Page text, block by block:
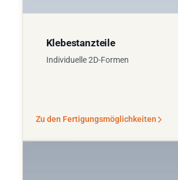
Klebestanzteile
Individuelle 2D-Formen
Zu den Fertigungsmöglichkeiten